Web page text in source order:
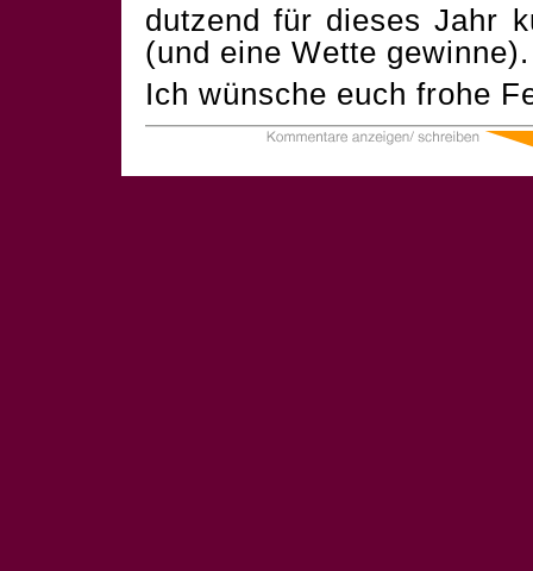
dutzend für dieses Jahr
(und eine Wette
Ich wünsche euch frohe